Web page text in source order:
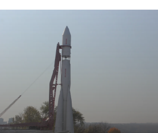
Культура
Недвижимость и ЖКХ
Образование
Общество
Погода
Праздники
Происшествия